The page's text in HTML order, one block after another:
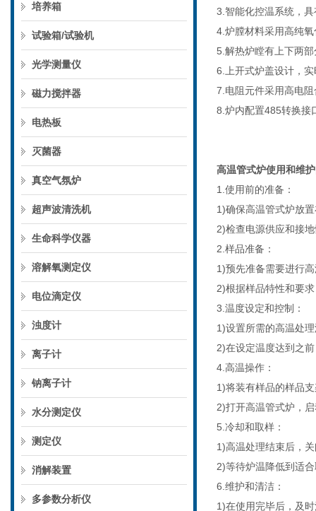
培养箱
试验箱/试验机
光学测量仪
磁力搅拌器
电热板
灭菌器
真空气氛炉
超声波清洗机
生命科学仪器
溶解氧测定仪
电位滴定仪
浊度计
离子计
钠离子计
水分测定仪
测定仪
消解装置
多参数分析仪
3.智能化控温系统，
4.炉膛材料采用高纯
5.解热炉瞠有上下两
6.上开式炉盖设计，
7.电阻元件采用高电
8.炉内配置485转换接
高温管式炉使用和维
1.使用前的准备：
1)确保高温管式炉放
2)检查电源供应和接
2.样品准备：
1)预先准备需要进行
2)根据样品特性和要
3.温度设定和控制：
1)设置所需的高温处
2)在设定温度达到之
4.高温操作：
1)将装有样品的样品
2)打开高温管式炉，
5.冷却和取样：
1)高温处理结束后，
2)等待炉温降低到适
6.维护和清洁：
1)在使用完毕后，及